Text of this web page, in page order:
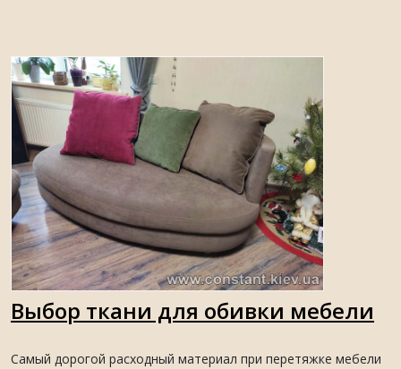
Выбор ткани для обивки мебели
Самый дорогой расходный материал при перетяжке мебели